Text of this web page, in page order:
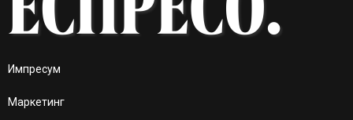
Импресум
Маркетинг